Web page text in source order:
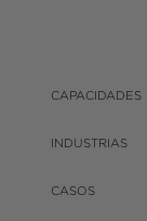
CAPACIDADES
INDUSTRIAS
CASOS